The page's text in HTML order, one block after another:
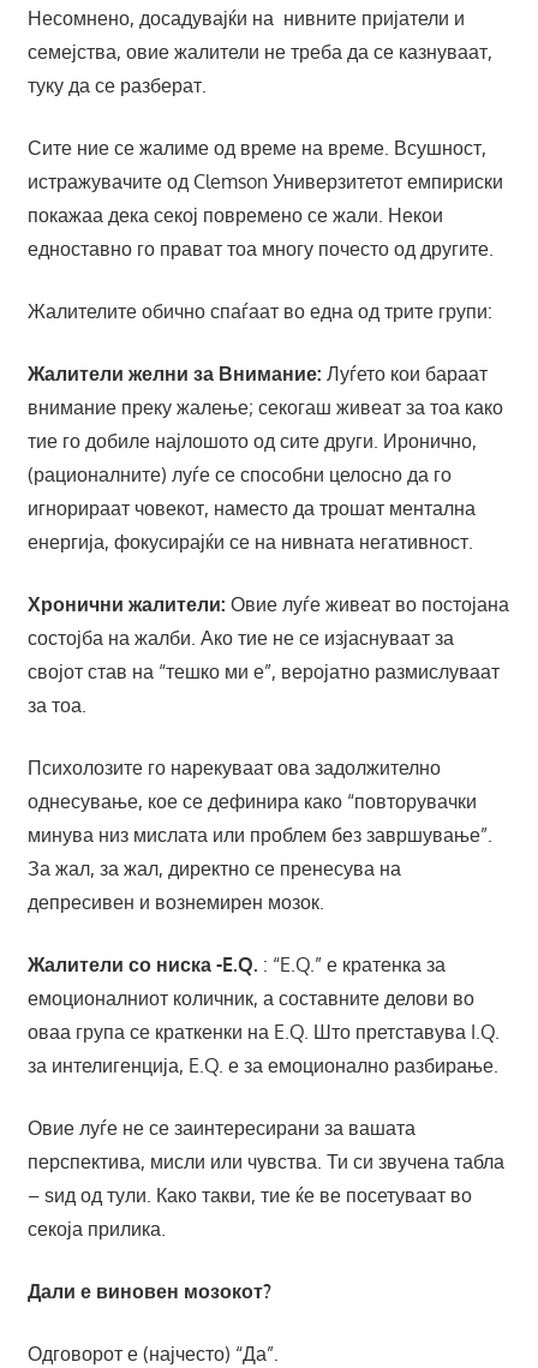
Несомнено, досадувајќи на нивните пријатели и
семејства, овие жалители не треба да се казнуваат,
туку да се разберат.
Сите ние се жалиме од време на време. Всушност,
истражувачите од Clemson Универзитетот емпириски
покажаа дека секој повремено се жали. Некои
едноставно го прават тоа многу почесто од другите.
Жалителите обично спаѓаат во една од трите групи:
Жалители желни за Внимание: Луѓето кои бараат
внимание преку жалење; секогаш живеат за тоа како
тие го добиле најлошото од сите други. Иронично,
(рационалните) луѓе се способни целосно да го
игнорираат човекот, наместо да трошат ментална
енергија, фокусирајќи се на нивната негативност.
Хронични жалители: Овие луѓе живеат во постојана
состојба на жалби. Ако тие не се изјаснуваат за
својот став на “тешко ми е”, веројатно размислуваат
за тоа.
Психолозите го нарекуваат ова задолжително
однесување, кое се дефинира како “повторувачки
минува низ мислата или проблем без завршување”.
За жал, за жал, директно се пренесува на
депресивен и вознемирен мозок.
Жалители со ниска -E.Q. : “E.Q.” е кратенка за
емоционалниот количник, а составните делови во
оваа група се краткенки на E.Q. Што претставува I.Q.
за интелигенција, E.Q. е за емоционално разбирање.
Овие луѓе не се заинтересирани за вашата
перспектива, мисли или чувства. Ти си звучена табла
– ѕид од тули. Како такви, тие ќе ве посетуваат во
секоја прилика.
Дали е виновен мозокот?
Одговорот е (најчесто) “Да”.